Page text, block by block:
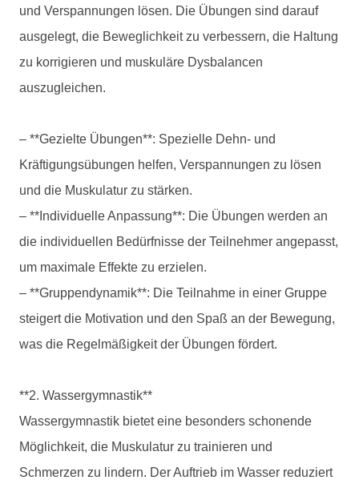
und Verspannungen lösen. Die Übungen sind darauf
ausgelegt, die Beweglichkeit zu verbessern, die Haltung
zu korrigieren und muskuläre Dysbalancen
auszugleichen.
– **Gezielte Übungen**: Spezielle Dehn- und
Kräftigungsübungen helfen, Verspannungen zu lösen
und die Muskulatur zu stärken.
– **Individuelle Anpassung**: Die Übungen werden an
die individuellen Bedürfnisse der Teilnehmer angepasst,
um maximale Effekte zu erzielen.
– **Gruppendynamik**: Die Teilnahme in einer Gruppe
steigert die Motivation und den Spaß an der Bewegung,
was die Regelmäßigkeit der Übungen fördert.
**2. Wassergymnastik**
Wassergymnastik bietet eine besonders schonende
Möglichkeit, die Muskulatur zu trainieren und
Schmerzen zu lindern. Der Auftrieb im Wasser reduziert